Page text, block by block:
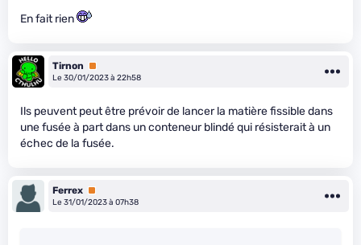
En fait rien
Tirnon
Premium
Le 30/01/2023 à 22h58
Ils peuvent peut être prévoir de lancer la matière fissible dans
une fusée à part dans un conteneur blindé qui résisterait à un
échec de la fusée.
Ferrex Premium
Le 31/01/2023 à 07h38